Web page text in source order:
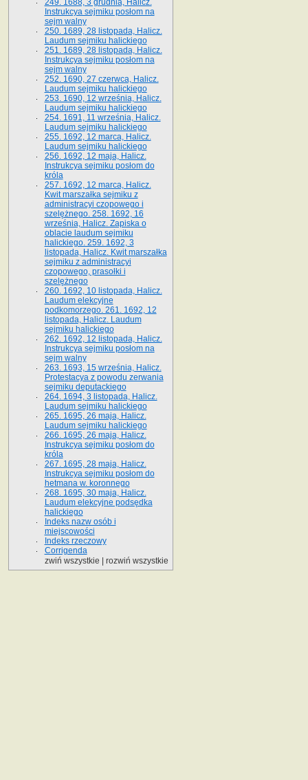
249. 1688, 3 grudnia, Halicz.
Instrukcya sejmiku posłom na
sejm walny
250. 1689, 28 listopada, Halicz.
Laudum sejmiku halickiego
251. 1689, 28 listopada, Halicz.
Instrukcya sejmiku posłom na
sejm walny
252. 1690, 27 czerwca, Halicz.
Laudum sejmiku halickiego
253. 1690, 12 września, Halicz.
Laudum sejmiku halickiego
254. 1691, 11 września, Halicz.
Laudum sejmiku halickiego
255. 1692, 12 marca, Halicz.
Laudum sejmiku halickiego
256. 1692, 12 maja, Halicz.
Instrukcya sejmiku posłom do
króla
257. 1692, 12 marca, Halicz.
Kwit marszałka sejmiku z
administracyi czopowego i
szelężnego. 258. 1692, 16
września, Halicz. Zapiska o
oblacie laudum sejmiku
halickiego. 259. 1692, 3
listopada, Halicz. Kwit marszałka
sejmiku z administracyi
czopowego, prasołki i
szelężnego
260. 1692, 10 listopada, Halicz.
Laudum elekcyjne
podkomorzego. 261. 1692, 12
listopada, Halicz. Laudum
sejmiku halickiego
262. 1692, 12 listopada, Halicz.
Instrukcya sejmiku posłom na
sejm walny
263. 1693, 15 września, Halicz.
Protestacya z powodu zerwania
sejmiku deputackiego
264. 1694, 3 listopada, Halicz.
Laudum sejmiku halickiego
265. 1695, 26 maja, Halicz.
Laudum sejmiku halickiego
266. 1695, 26 maja, Halicz.
Instrukcya sejmiku posłom do
króla
267. 1695, 28 maja, Halicz.
Instrukcya sejmiku posłom do
hetmana w. koronnego
268. 1695, 30 maja, Halicz.
Laudum elekcyjne podsędka
halickiego
Indeks nazw osób i
miejscowości
Indeks rzeczowy
Corrigenda
zwiń wszystkie
rozwiń wszystkie